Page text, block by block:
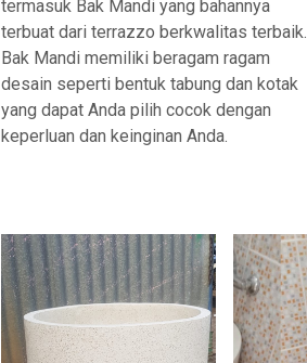
termasuk Bak Mandi yang bahannya
terbuat dari terrazzo berkwalitas terbaik.
Bak Mandi memiliki beragam ragam
desain seperti bentuk tabung dan kotak
yang dapat Anda pilih cocok dengan
keperluan dan keinginan Anda.